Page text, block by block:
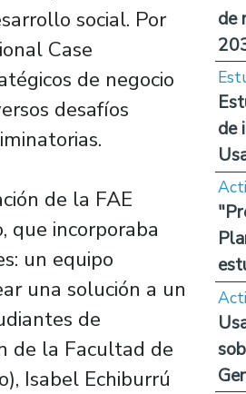
social. Por
Case
de negocio
desafíos
de la FAE
que incorporaba
un equipo
una solución a un
de
de la Facultad de
Isabel Echiburrú
de
de